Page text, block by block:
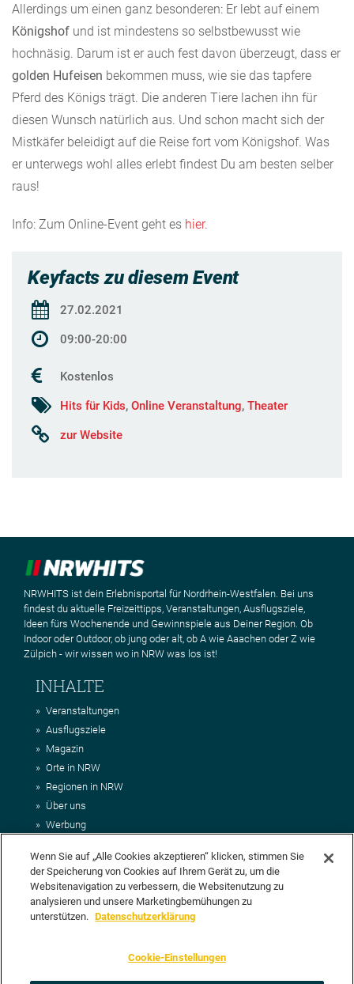
Allerdings um einen ganz besonderen: Er lebt auf einem
Königshof und ist mindestens so selbstbewusst wie
hochnäsig. Darum ist er auch fest davon überzeugt, dass er
golden Hufeisen bekommen muss, wie sie das tapfere
Pferd des Königs trägt. Die anderen Tiere lachen ihn für
diesen Wunsch natürlich aus. Und schon macht sich der
Mistkäfer beleidigt auf die Reise fort vom Königshof. Was
er unterwegs wohl alles erlebt findest Du am besten selber
raus!
Info: Zum Online-Event geht es hier.
Keyfacts zu diesem Event
27.02.2021
09:00-20:00
Kostenlos
Hits für Kids, Online Veranstaltung, Theater
zur Website
NRWHITS ist dein Erlebnisportal für Nordrhein-Westfalen. Bei uns
findest du aktuelle Freizeittipps, Veranstaltungen, Ausflugsziele,
Ideen fürs Wochenende und Gewinnspiele aus Deiner Region. Ob
Indoor oder Outdoor, ob jung oder alt, ob A wie Aaachen oder Z wie
Zülpich - wir wissen wo in NRW was los ist!
INHALTE
Veranstaltungen
Ausflugsziele
Magazin
Orte in NRW
Regionen in NRW
Über uns
Werbung
Impressum
AGB
Datenschutz
DEIN VORSCHLAG FÜR NRWHITS
vorschlagen? Klasse, dann nutze doch einfach
Wenn Sie auf „Alle Cookies akzeptieren“ klicken, stimmen Sie
der Speicherung von Cookies auf Ihrem Gerät zu, um die
Websitenavigation zu verbessern, die Websitenutzung zu
analysieren und unsere Marketingbemühungen zu
unterstützen. Datenschutzerklärung
Cookie-Einstellungen